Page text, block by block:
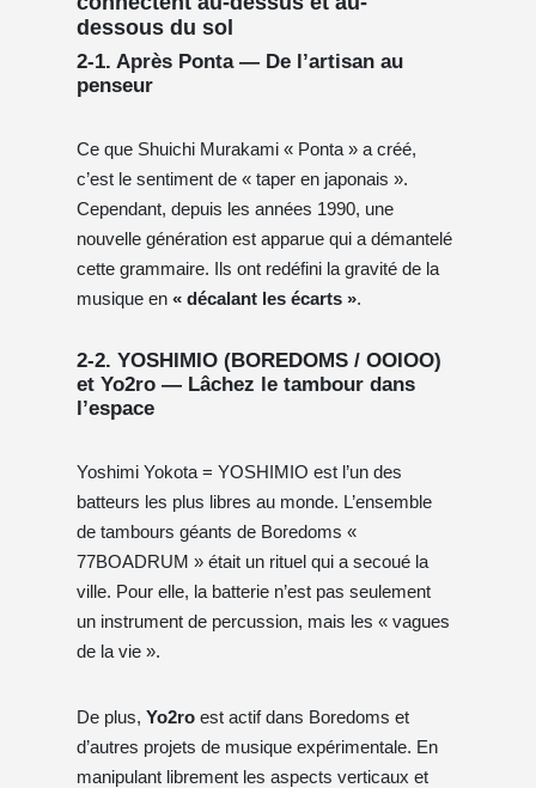
dessous du sol
2-1. Après Ponta — De l’artisan au
penseur
Ce que Shuichi Murakami « Ponta » a créé,
c’est le sentiment de « taper en japonais ».
Cependant, depuis les années 1990, une
nouvelle génération est apparue qui a démantelé
cette grammaire. Ils ont redéfini la gravité de la
musique en « décalant les écarts ».
2-2. YOSHIMIO (BOREDOMS / OOIOO)
et Yo2ro — Lâchez le tambour dans
l’espace
Yoshimi Yokota = YOSHIMIO est l’un des
batteurs les plus libres au monde. L’ensemble
de tambours géants de Boredoms «
77BOADRUM » était un rituel qui a secoué la
ville. Pour elle, la batterie n’est pas seulement
un instrument de percussion, mais les « vagues
de la vie ».
De plus, Yo2ro est actif dans Boredoms et
d’autres projets de musique expérimentale. En
manipulant librement les aspects verticaux et